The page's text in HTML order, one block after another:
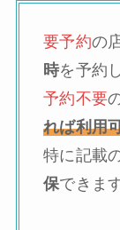
要予約の
時を予約
予約不要
れば利用
特に記載
保できま